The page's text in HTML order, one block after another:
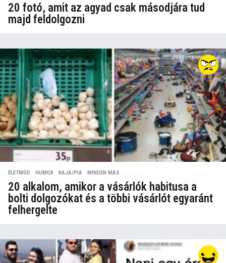
20 fotó, amit az agyad csak másodjára tud
majd feldolgozni
ÉLETMÓD ,HUMOR ,KAJA/PIA ,MINDEN MÁS
20 alkalom, amikor a vásárlók habitusa a
bolti dolgozókat és a többi vásárlót egyaránt
felhergelte